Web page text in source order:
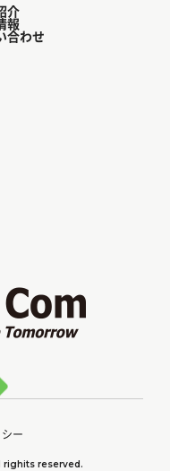
介
報
合わせ
ー
reserved.